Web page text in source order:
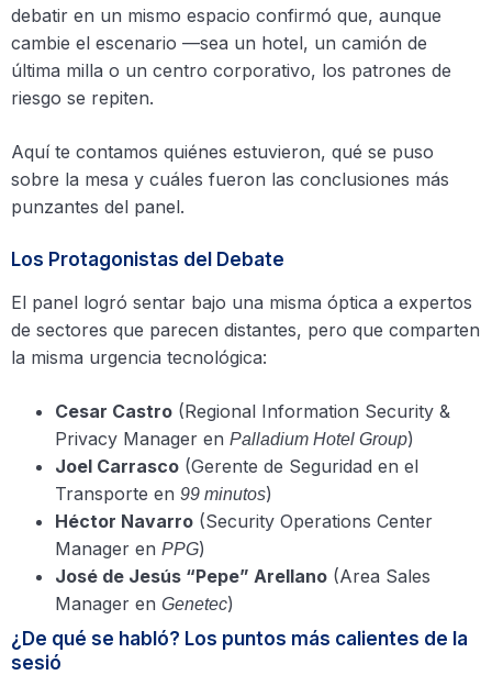
debatir en un mismo espacio confirmó que, aunque
cambie el escenario —sea un hotel, un camión de
última milla o un centro corporativo, los patrones de
riesgo se repiten.
Aquí te contamos quiénes estuvieron, qué se puso
sobre la mesa y cuáles fueron las conclusiones más
punzantes del panel.
Los Protagonistas del Debate
El panel logró sentar bajo una misma óptica a expertos
de sectores que parecen distantes, pero que comparten
la misma urgencia tecnológica:
Cesar Castro (Regional Information Security &
Privacy Manager en Palladium Hotel Group)
Joel Carrasco (Gerente de Seguridad en el
Transporte en 99 minutos)
Héctor Navarro (Security Operations Center
Manager en PPG)
José de Jesús “Pepe” Arellano (Area Sales
Manager en Genetec)
¿De qué se habló? Los puntos más calientes de la
sesió